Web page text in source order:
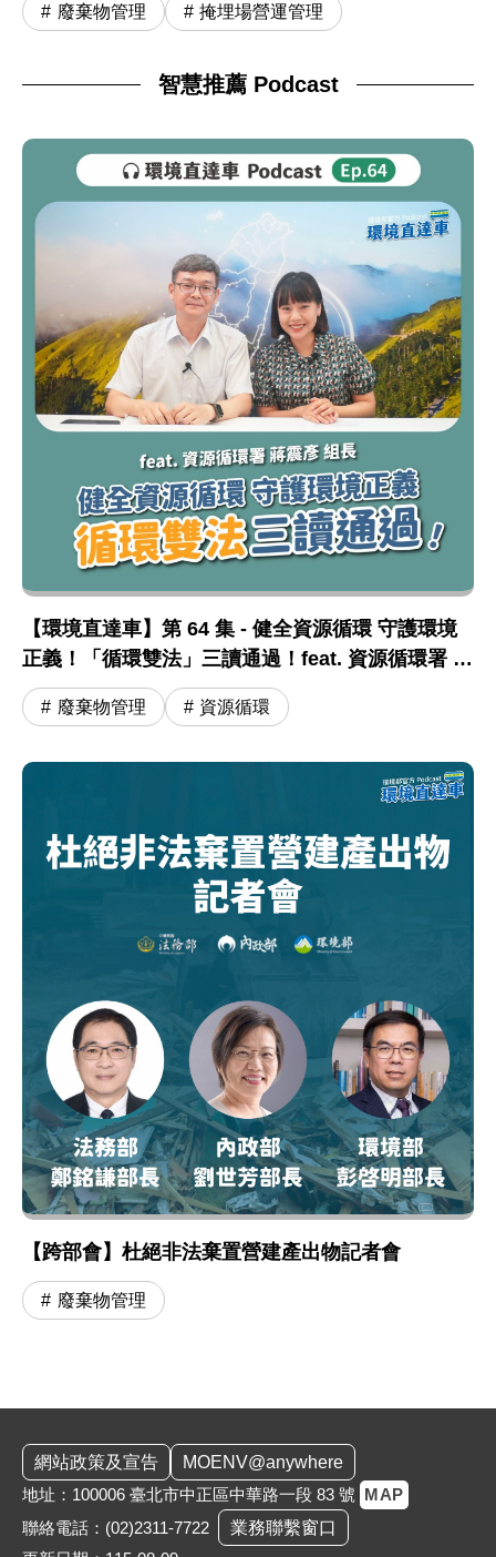
廢棄物管理 掩埋場營運管理
智慧推薦 Podcast
【環境直達車】第 64 集 - 健全資源循環 守護環境
正義！「循環雙法」三讀通過！feat. 資源循環署 蔣
震彥組長
廢棄物管理 資源循環
【跨部會】杜絕非法棄置營建產出物記者會
廢棄物管理
網站政策及宣告
MOENV@anywhere
地址：100006 臺北市中正區中華路一段 83 號 MAP
聯絡電話： (02)2311-7722
業務聯繫窗口